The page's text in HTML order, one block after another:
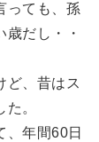
っても、孫
だし・・
ど、昔はス
。
、年間60日